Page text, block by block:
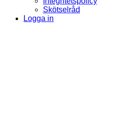
Skötselråd
Logga in